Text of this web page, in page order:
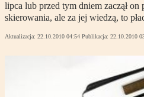
lipca lub przed tym dniem zaczął
skierowania, ale za jej wiedzą, to
Aktualizacja: 22.10.2010 04:54 Publikacja: 22.10.2010